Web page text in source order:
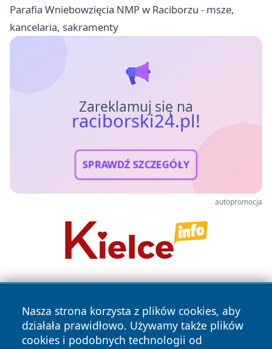
Parafia Wniebowzięcia NMP w Raciborzu - msze,
kancelaria, sakramenty
Zareklamuj się na
raciborski24.pl!
SPRAWDŹ SZCZEGÓŁY
autopromocja
Nasza strona korzysta z plików cookies, aby
działała prawidłowo. Używamy także plików
cookies i podobnych technologii od